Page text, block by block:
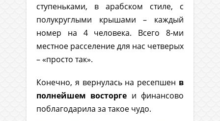
ступеньками, в арабском стиле, с
полукруглыми крышами – каждый
номер на 4 человека. Всего 8-ми
местное расселение для нас четверых
– «просто так».
Конечно, я вернулась на ресепшен в
полнейшем восторге и финансово
поблагодарила за такое чудо.